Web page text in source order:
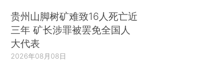
贵州山脚树矿难致16人死亡近
三年 矿长涉罪被罢免全国人
大代表
2026年08月08日